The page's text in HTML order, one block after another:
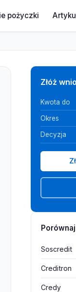
pożyczki
Złóż
Kwota do
Okres
Decyzja
Soscredit
Creditron
Credy